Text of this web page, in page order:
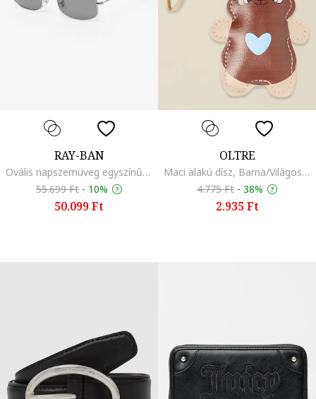
RAY-BAN
Ovális napszemüveg egyszínű lencsékkel, Sötét ezüstszín
55.699 Ft - 10%
50.099 Ft
OLTRE
Maci alakú dísz, Barna/Világoskék
4.775 Ft - 38%
2.935 Ft